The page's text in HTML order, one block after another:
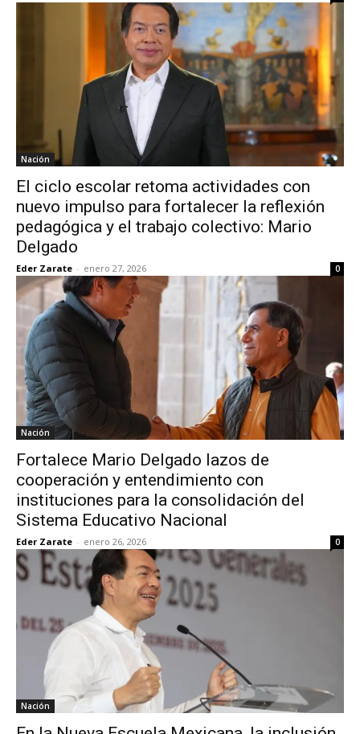
Nación
El ciclo escolar retoma actividades con
nuevo impulso para fortalecer la reflexión
pedagógica y el trabajo colectivo: Mario
Delgado
Eder Zarate - enero 27, 2026 0
Nación
Fortalece Mario Delgado lazos de
cooperación y entendimiento con
instituciones para la consolidación del
Sistema Educativo Nacional
Eder Zarate - enero 26, 2026 0
Nación